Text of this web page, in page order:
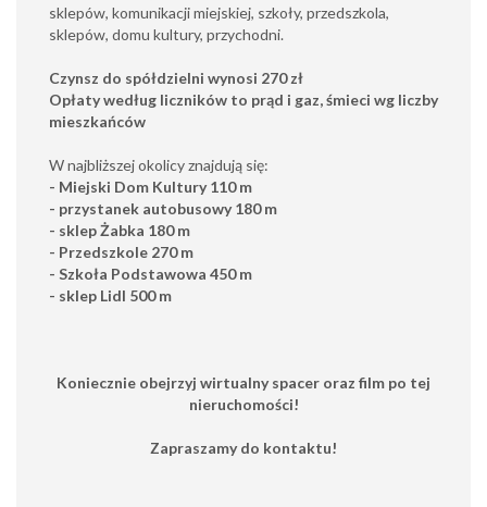
sklepów, komunikacji miejskiej, szkoły, przedszkola,
sklepów, domu kultury, przychodni.
Czynsz do spółdzielni wynosi 270 zł
Opłaty według liczników to prąd i gaz, śmieci wg liczby
mieszkańców
W najbliższej okolicy znajdują się:
- Miejski Dom Kultury 110 m
- przystanek autobusowy 180 m
- sklep Żabka 180 m
- Przedszkole 270 m
- Szkoła Podstawowa 450 m
- sklep Lidl 500 m
Koniecznie obejrzyj wirtualny spacer oraz film po tej
nieruchomości!
Zapraszamy do kontaktu!